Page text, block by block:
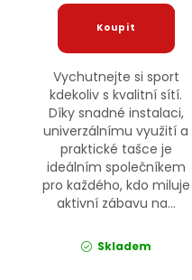
Vychutnejte si sport
kdekoliv s kvalitní sítí.
Díky snadné instalaci,
univerzálnímu využití a
praktické tašce je
ideálním společníkem
pro každého, kdo miluje
aktivní zábavu na...
Skladem